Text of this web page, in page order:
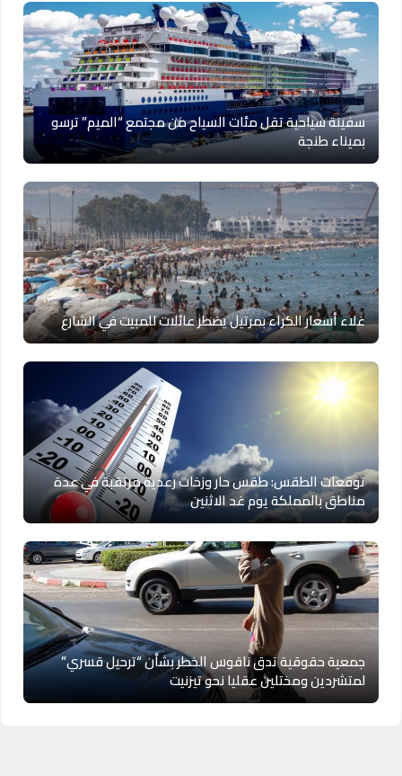
سفينة سياحية تقل مئات السياح من مجتمع “الميم” ترسو
بميناء طنجة
غلاء أسعار الكراء بمرتيل يضطر عائلات للمبيت في الشارع
توقعات الطقس: طقس حار وزخات رعدية مرتقبة في عدة
مناطق بالمملكة يوم غد الاثنين
جمعية حقوقية تدق ناقوس الخطر بشأن “ترحيل قسري”
لمتشردين ومختلين عقليا نحو تيزنيت